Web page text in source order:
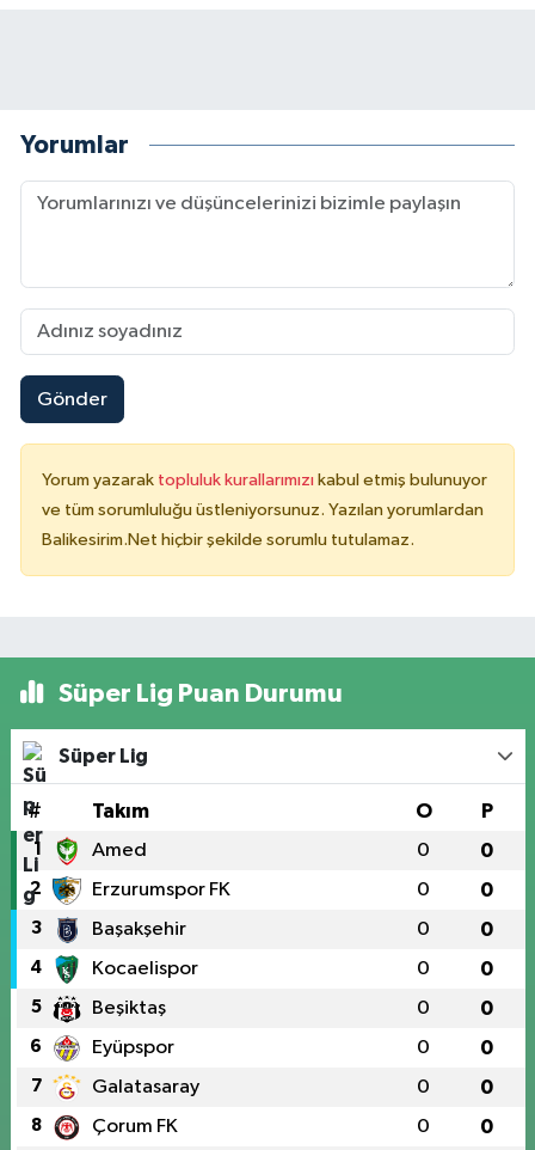
Yorumlar
Gönder
Yorum yazarak topluluk kurallarımızı kabul etmiş bulunuyor
ve tüm sorumluluğu üstleniyorsunuz. Yazılan yorumlardan
Balikesirim.Net hiçbir şekilde sorumlu tutulamaz.
Süper Lig Puan Durumu
Süper Lig
# Takım O P
1 Amed 0 0
2 Erzurumspor FK 0 0
3 Başakşehir 0 0
4 Kocaelispor 0 0
5 Beşiktaş 0 0
6 Eyüpspor 0 0
7 Galatasaray 0 0
8 Çorum FK 0 0